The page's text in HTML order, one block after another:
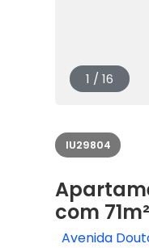
1 / 16
IU29804
com 71m²
Avenida